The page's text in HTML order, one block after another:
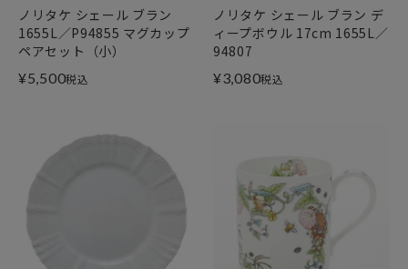
ノリタケ シェール ブラン
1655L／P94855 マグカップ
ペアセット（小）
¥5,500税込
ノリタケ シェール ブラン デ
ィープボウル 17cm 1655L／
94807
¥3,080税込